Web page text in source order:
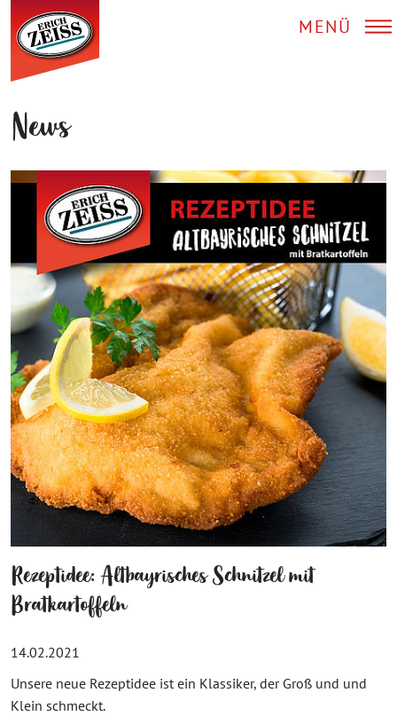
MENÜ
News
Rezeptidee: Altbayrisches Schnitzel mit
Bratkartoffeln
14.02.2021
Unsere neue Rezeptidee ist ein Klassiker, der Groß und und
Klein schmeckt.